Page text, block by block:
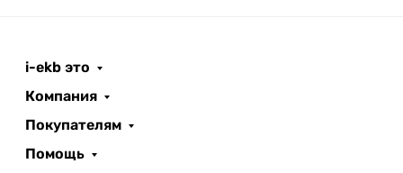
i-ekb это
Компания
Покупателям
Помощь